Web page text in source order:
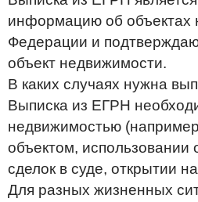
информацию об объектах
Федерации и
объект недвижимости.
В каких случаях нужна
Выписка из ЕГРН
недвижимостью
объектом, использовании
сделок в суде, открытии
Для разных жизненных